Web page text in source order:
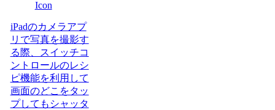
iPadのカメラアプ
リで写真を撮影す
る際、スイッチコ
ントロールのレシ
ピ機能を利用して
画面のどこをタッ
プしてもシャッタ